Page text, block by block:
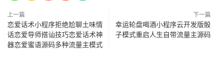
上一篇
恋爱话术小程序拒绝尬聊土味情
话恋爱导师搭讪技巧恋爱话术神
器恋爱蜜语源码多种流量主模式
下一篇
幸运轮盘喝酒小程序云开发版骰
子模式重启人生自带流量主源码